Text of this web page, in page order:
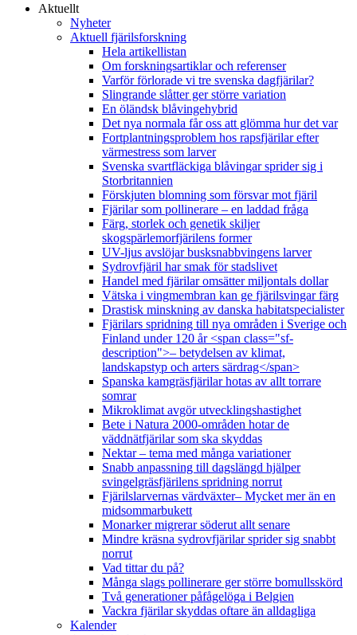
Aktuellt
Nyheter
Aktuell fjärilsforskning
Hela artikellistan
Om forskningsartiklar och referenser
Varför förlorade vi tre svenska dagfjärilar?
Slingrande slåtter ger större variation
En öländsk blåvingehybrid
Det nya normala får oss att glömma hur det var
Fortplantningsproblem hos rapsfjärilar efter
värmestress som larver
Svenska svartfläckiga blåvingar sprider sig i
Storbritannien
Förskjuten blomning som försvar mot fjäril
Fjärilar som pollinerare – en laddad fråga
Färg, storlek och genetik skiljer
skogspärlemorfjärilens former
UV-ljus avslöjar busksnabbvingens larver
Sydrovfjäril har smak för stadslivet
Handel med fjärilar omsätter miljontals dollar
Vätska i vingmembran kan ge fjärilsvingar färg
Drastisk minskning av danska habitatspecialister
Fjärilars spridning till nya områden i Sverige och
Finland under 120 år <span class="sf-
description">– betydelsen av klimat,
landskapstyp och arters särdrag</span>
Spanska kamgräsfjärilar hotas av allt torrare
somrar
Mikroklimat avgör utvecklingshastighet
Bete i Natura 2000-områden hotar de
väddnätfjärilar som ska skyddas
Nektar – tema med många variationer
Snabb anpassning till dagslängd hjälper
svingelgräsfjärilens spridning norrut
Fjärilslarvernas värdväxter– Mycket mer än en
midsommarbukett
Monarker migrerar söderut allt senare
Mindre kräsna sydrovfjärilar sprider sig snabbt
norrut
Vad tittar du på?
Många slags pollinerare ger större bomullsskörd
Två generationer påfågelöga i Belgien
Vackra fjärilar skyddas oftare än alldagliga
Kalender